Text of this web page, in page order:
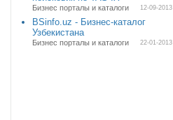
Бизнес порталы и каталоги 12-09-2013
BSinfo.uz - Бизнес-каталог
Узбекистана
Бизнес порталы и каталоги 22-01-2013